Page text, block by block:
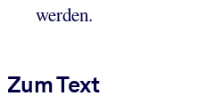
werden.
Zum Text